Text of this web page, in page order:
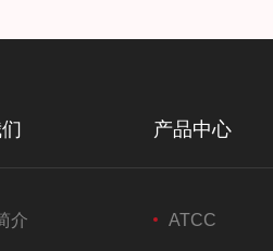
介
产品中心
ATCC